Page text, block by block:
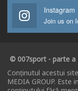
Instagram
Join us on
© 007sport - parte a
Conținutul acestui
MEDIA GROUP. Este